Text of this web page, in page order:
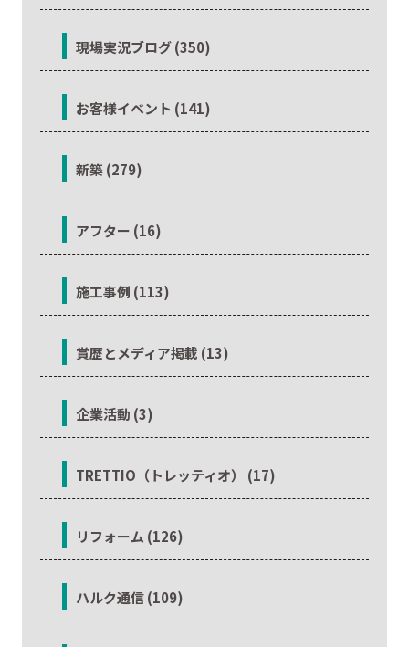
現場実況ブログ (350)
お客様イベント (141)
新築 (279)
アフター (16)
施工事例 (113)
賞歴とメディア掲載 (13)
企業活動 (3)
TRETTIO（トレッティオ） (17)
リフォーム (126)
ハルク通信 (109)